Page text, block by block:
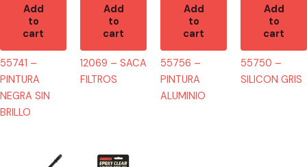
Add
to
cart
55741 –
PINTURA
NEGRA SIN
BRILLO
Add
to
cart
12069 – SACA
FILTROS
Add
to
cart
55756 –
PINTURA
ALUMINIO
Add
to
cart
55750 –
SILICON GRIS
55759